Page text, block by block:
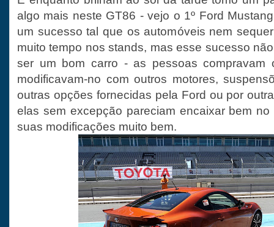
algo mais neste GT86 - vejo o 1º Ford
um sucesso tal que os automóveis nem
muito tempo nos stands, mas esse sucesso
ser um bom carro - as pessoas compravam
modificavam-no com outros motores,
outras opções fornecidas pela Ford ou por
elas sem excepção pareciam encaixar bem
suas modificações muito bem.